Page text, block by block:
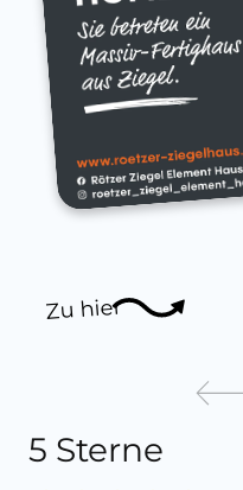
Zu hier
5 Sterne